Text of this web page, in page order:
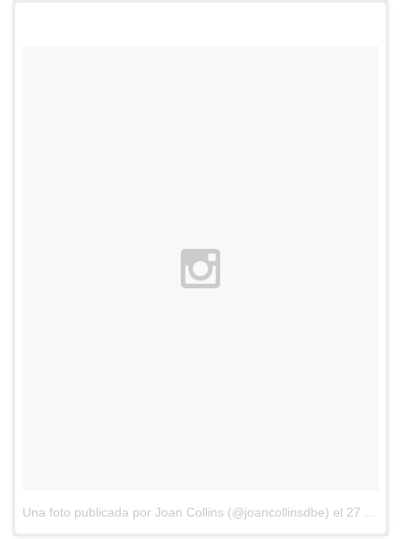
Una foto publicada por Joan Collins (@joancollinsdbe) el 27 de Mar de 2016 a la(s) 10:42 PDT